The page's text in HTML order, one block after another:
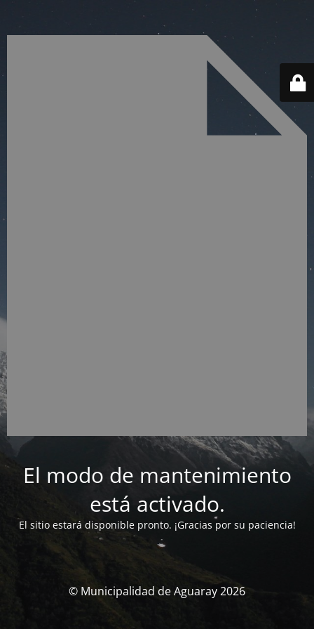
El modo de mantenimiento
está activado.
El sitio estará disponible pronto. ¡Gracias por su paciencia!
© Municipalidad de Aguaray 2026